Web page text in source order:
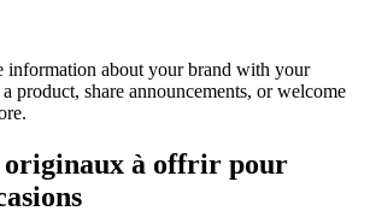
information about your brand with your
product, share announcements, or welcome
originaux à offrir pour